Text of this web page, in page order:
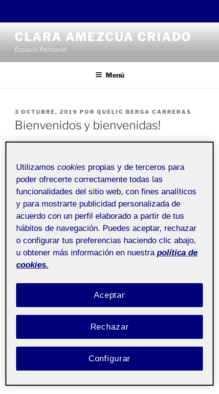
contenido
CLARA AMEZCUA CRIADO
Espacio Personal
Menú
PUBLICADO
EL
3 OCTUBRE, 2019 POR QUELIC BERGA CARRERAS
Bienvenidos y bienvenidas!
Bienvenidos a mi Foliopersonal. Esta entrada se ha
generado automáticamente, y sirve para explicar la
plataforma académica de portafolios.
Folio es una plataforma académica
, desarrollada por la
UOC y basada en WordPress para permitir a la
comunidad académica interactuar de forma rica y
abierta. Permite presentar trabajos en el aula, al
profesorado, a la comunidad o en abierto.
Es probable que en este espacio haya contenidos que
no sean visibles si no formas parte de la comunidad
académica hasta que no entres en el
accediendoa Folio.
Si se trata de tu espacio personal, puedes
Utilizamoscookies propias y de terceros para
poder ofrecerte correctamente todas las
funcionalidades del sitio web, con fines analíticos
y para mostrarte publicidad personalizada de
acuerdo con un perfil elaborado a partir de tus
hábitos de navegación. Puedes aceptar, rechazar
o configurar tus preferencias haciendo clic abajo,
u obtener más información en nuestra política de
cookies.
Rechazar
Aceptar
Configurar